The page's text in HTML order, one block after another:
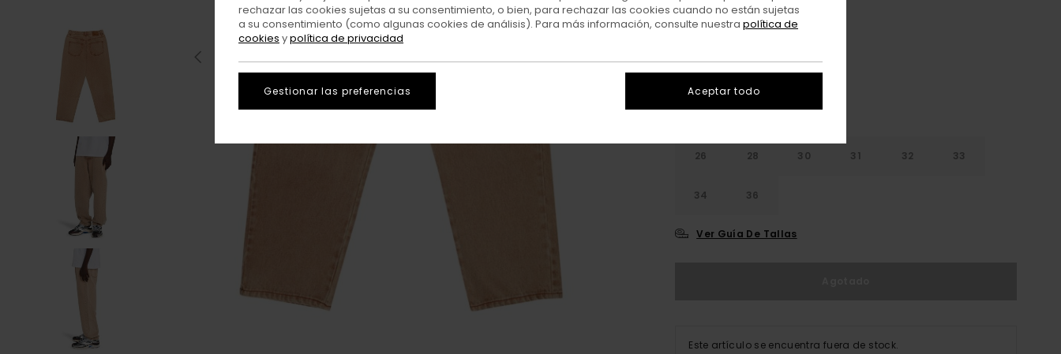
ColorBeige Tint Wash
26 28 30 31 32 33
34 36
Ver Guía De Tallas
Este artículo se encuentra fuera de stock.
rechazar las cookies sujetas a su consentimiento, o bien, para rechazar las cookies cuando no están sujetas
a su consentimiento (como algunas cookies de análisis). Para más información, consulte nuestra política de
cookies ypolítica de privacidad
Gestionar las preferencias Aceptar todo